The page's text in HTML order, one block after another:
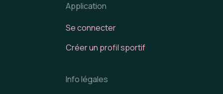
Application
Se connecter
Créer un profil sportif
Info légales